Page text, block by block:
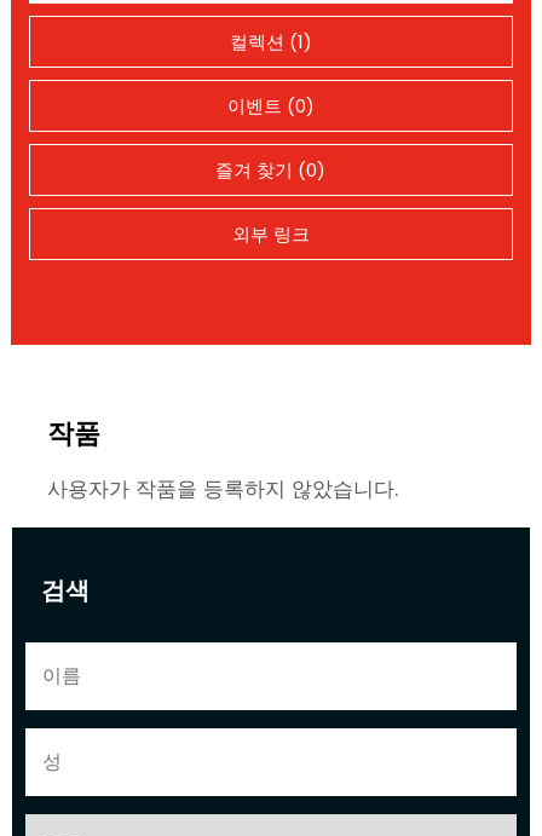
검색
컬렉션 (1)
이벤트 (0)
즐겨 찾기 (0)
외부 링크
작품
사용자가 작품을 등록하지 않았습니다.